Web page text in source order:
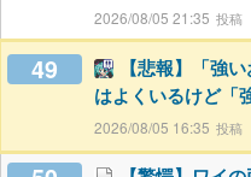
2026/08/05 21:35
49
【悲報】「強
はよくいるけど「
2026/08/05 16:35